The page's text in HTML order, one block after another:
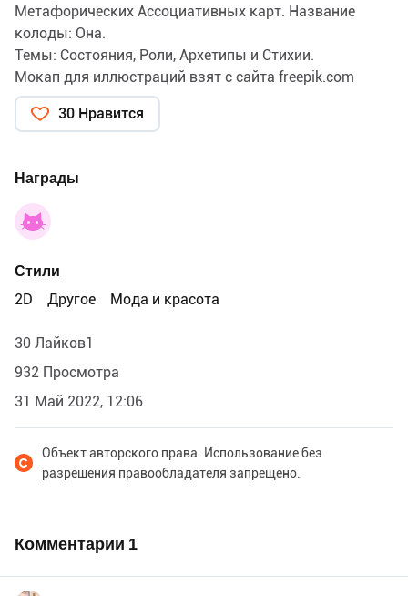
Метафорических Ассоциативных карт. Название
колоды: Она.
Темы: Состояния, Роли, Архетипы и Стихии.
Мокап для иллюстраций взят с сайта freepik.com
30 Нравится
Награды
Стили
2D
Другое Мода и красота
30 Лайков1
932 Просмотра
31 Май 2022, 12:06
Объект авторского права. Использование без
разрешения правообладателя запрещено.
Комментарии 1